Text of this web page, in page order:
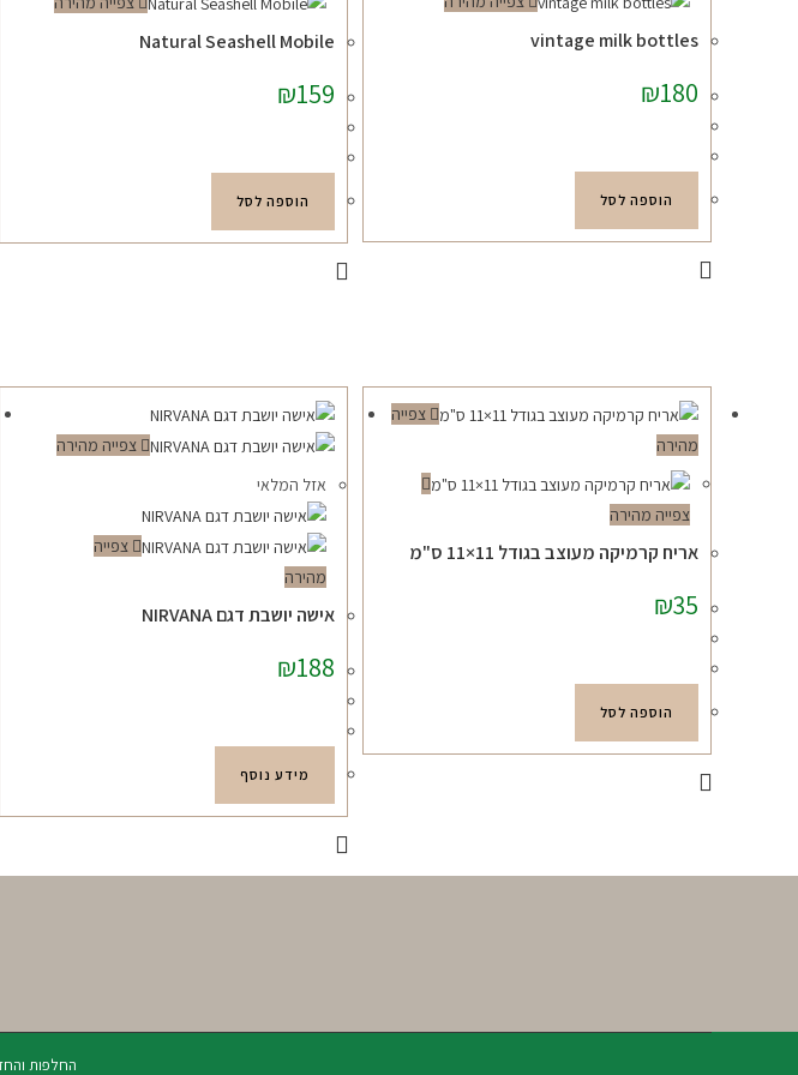
Natural Seashell Mobile
₪159
הוספה לסל
vintage milk bottles
₪180
הוספה לסל
צפייה מהירה
אזל המלאי
צפייה
מהירה
אישה יושבת דגם NIRVANA
₪188
מידע נוסף
צפייה
מהירה
צפייה מהירה
אריח קרמיקה מעוצב בגודל 11×11 ס"מ
₪35
הוספה לסל
החלפות